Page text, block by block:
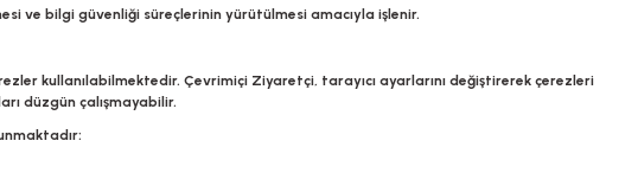
ve bilgi güvenliği süreçlerinin yürütülmesi amacıyla işlenir.
kullanılabilmektedir. Çevrimiçi Ziyaretçi, tarayıcı ayarlarını değiştirerek çerezleri
düzgün çalışmayabilir.